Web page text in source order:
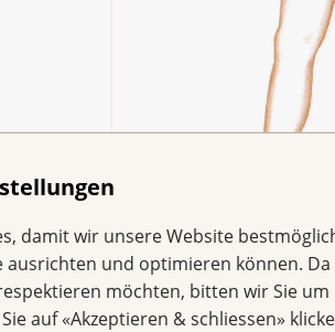
damit wir unsere Website
und optimieren können. Da
möchten, bitten wir Sie um
auf «Akzeptieren & schliessen»
Schilddrüse und benachbarte